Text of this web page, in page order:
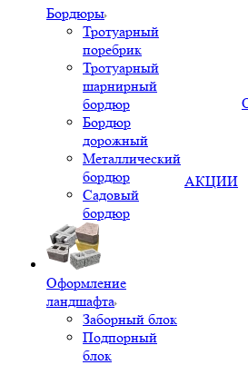
Бордюры
Тротуарный
поребрик
Тротуарный
шарнирный
бордюр
Бордюр
дорожный
Металлический
бордюр
Садовый
бордюр
Оформление
ландшафта
Заборный блок
Подпорный
блок
АКЦИИ